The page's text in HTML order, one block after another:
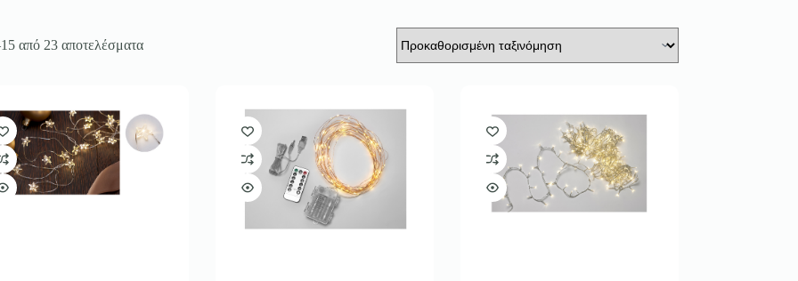
από 23 αποτελέσματα